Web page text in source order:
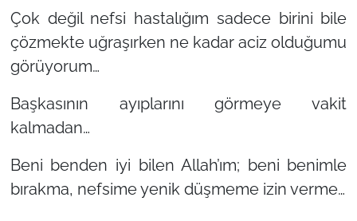
Çok değil nefsi hastalığım sadece birini bile
çözmekte uğraşırken ne kadar aciz olduğumu
görüyorum…
Başkasının ayıplarını görmeye vakit
kalmadan…
Beni benden iyi bilen Allah’ım; beni benimle
bırakma, nefsime yenik düşmeme izin verme…